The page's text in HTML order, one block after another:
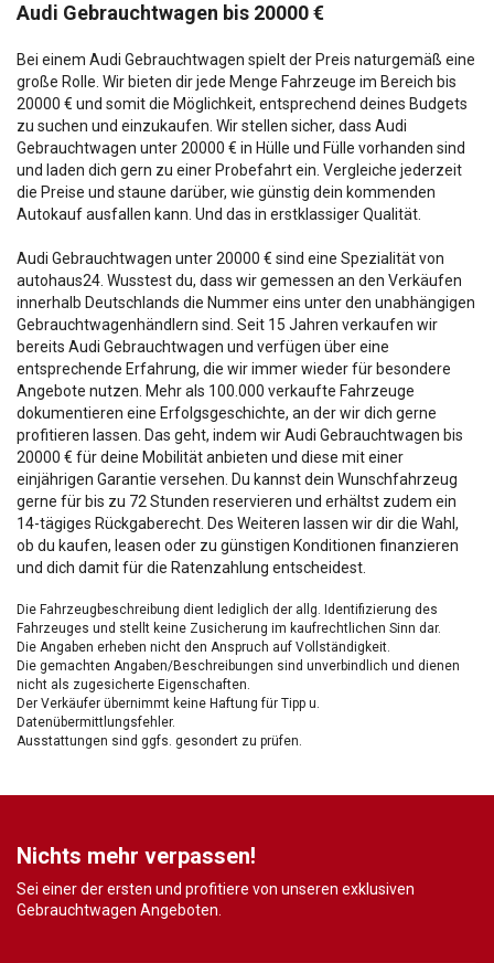
Audi Gebrauchtwagen bis 20000 €
Bei einem Audi Gebrauchtwagen spielt der Preis naturgemäß eine
große Rolle. Wir bieten dir jede Menge Fahrzeuge im Bereich bis
20000 € und somit die Möglichkeit, entsprechend deines Budgets
zu suchen und einzukaufen. Wir stellen sicher, dass Audi
Gebrauchtwagen unter 20000 € in Hülle und Fülle vorhanden sind
und laden dich gern zu einer Probefahrt ein. Vergleiche jederzeit
die Preise und staune darüber, wie günstig dein kommenden
Autokauf ausfallen kann. Und das in erstklassiger Qualität.
Audi Gebrauchtwagen unter 20000 € sind eine Spezialität von
autohaus24. Wusstest du, dass wir gemessen an den Verkäufen
innerhalb Deutschlands die Nummer eins unter den unabhängigen
Gebrauchtwagenhändlern sind. Seit 15 Jahren verkaufen wir
bereits Audi Gebrauchtwagen und verfügen über eine
entsprechende Erfahrung, die wir immer wieder für besondere
Angebote nutzen. Mehr als 100.000 verkaufte Fahrzeuge
dokumentieren eine Erfolgsgeschichte, an der wir dich gerne
profitieren lassen. Das geht, indem wir Audi Gebrauchtwagen bis
20000 € für deine Mobilität anbieten und diese mit einer
einjährigen Garantie versehen. Du kannst dein Wunschfahrzeug
gerne für bis zu 72 Stunden reservieren und erhältst zudem ein
14-tägiges Rückgaberecht. Des Weiteren lassen wir dir die Wahl,
ob du kaufen, leasen oder zu günstigen Konditionen finanzieren
und dich damit für die Ratenzahlung entscheidest.
Die Fahrzeugbeschreibung dient lediglich der allg. Identifizierung des
Fahrzeuges und stellt keine Zusicherung im kaufrechtlichen Sinn dar.
Die Angaben erheben nicht den Anspruch auf Vollständigkeit.
Die gemachten Angaben/Beschreibungen sind unverbindlich und dienen
nicht als zugesicherte Eigenschaften.
Der Verkäufer übernimmt keine Haftung für Tipp u.
Datenübermittlungsfehler.
Ausstattungen sind ggfs. gesondert zu prüfen.
Nichts mehr verpassen!
Sei einer der ersten und profitiere von unseren exklusiven
Gebrauchtwagen Angeboten.